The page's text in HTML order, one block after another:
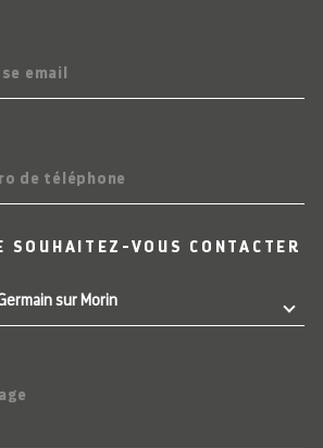
SOUHAITEZ-VOUS CONTACTER
sur Morin